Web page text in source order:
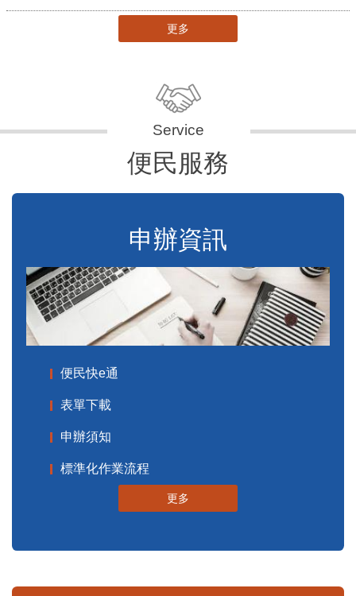
更多
便民服務
申辦資訊
便民快e通
表單下載
申辦須知
標準化作業流程
更多